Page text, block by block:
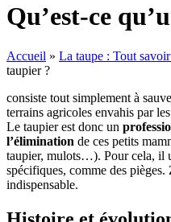
Qu’est-ce
Accueil » La taupe : Tout
taupier ?
consiste tout simplement à
terrains agricoles envahis par
Le taupier est donc un
l’élimination de ces petits
taupier, mulots…). Pour cela, il
spécifiques, comme des
indispensable.